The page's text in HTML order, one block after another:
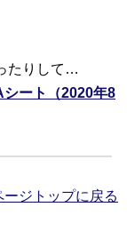
たりして…
ート（2020年8
ージトップに戻る